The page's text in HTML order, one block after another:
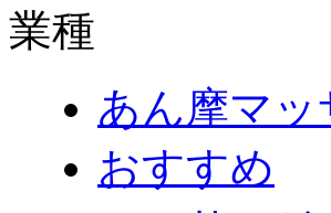
業種
あん摩マッ
おすすめ